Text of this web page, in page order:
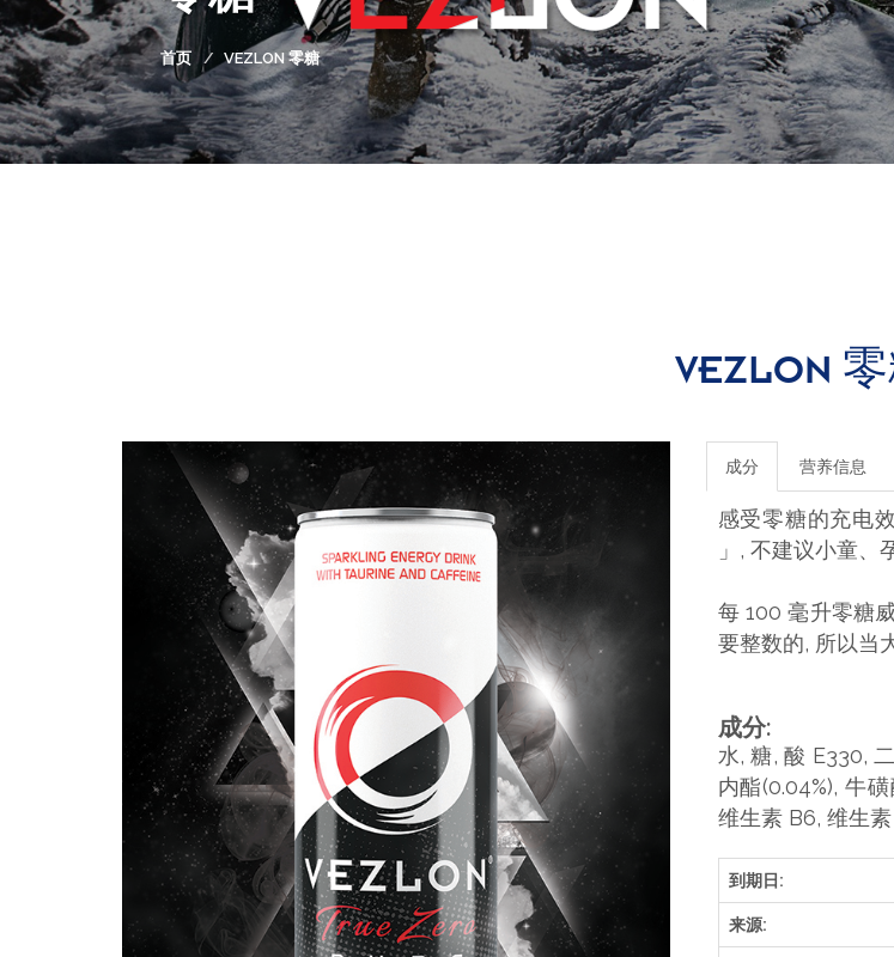
首页 VEZLON 零糖
VEZLON
成分 营养信息
感受零糖的充电
」, 不建议小童、
每 100 毫升零糖
要整数的, 所以当
成分:
水, 糖, 酸 E330,
内酯(0.04%), 牛
维生素 B6, 维生素
到期日:
来源: